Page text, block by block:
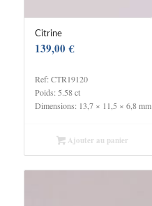
Citrine
139,00€
Ref: CTR19120
Poids: 5.58 ct
Dimensions: 13,7 × 11,5 × 6,8 mm
Ajouter au panier